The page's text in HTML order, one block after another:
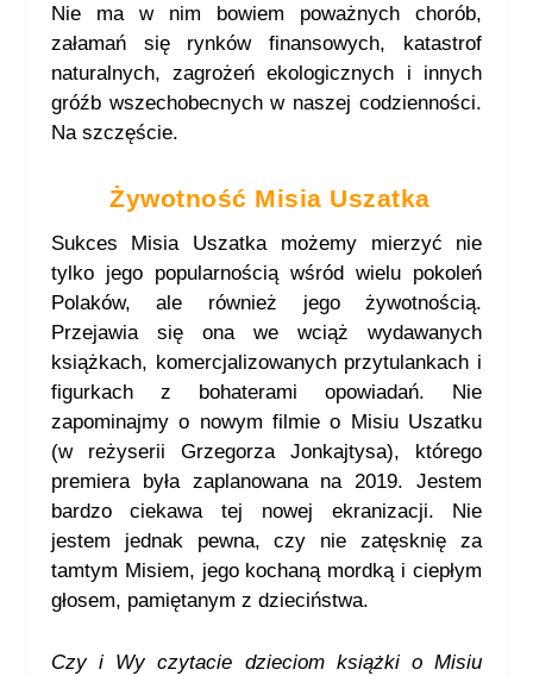
Nie ma w nim bowiem poważnych chorób,
załamań się rynków finansowych, katastrof
naturalnych, zagrożeń ekologicznych i innych
gróźb wszechobecnych w naszej codzienności.
Na szczęście.
Żywotność Misia Uszatka
Sukces Misia Uszatka możemy mierzyć nie
tylko jego popularnością wśród wielu pokoleń
Polaków, ale również jego żywotnością.
Przejawia się ona we wciąż wydawanych
książkach, komercjalizowanych przytulankach i
figurkach z bohaterami opowiadań. Nie
zapominajmy o nowym filmie o Misiu Uszatku
(w reżyserii Grzegorza Jonkajtysa), którego
premiera była zaplanowana na 2019. Jestem
bardzo ciekawa tej nowej ekranizacji. Nie
jestem jednak pewna, czy nie zatęsknię za
tamtym Misiem, jego kochaną mordką i ciepłym
głosem, pamiętanym z dzieciństwa.
Czy i Wy czytacie dzieciom książki o Misiu